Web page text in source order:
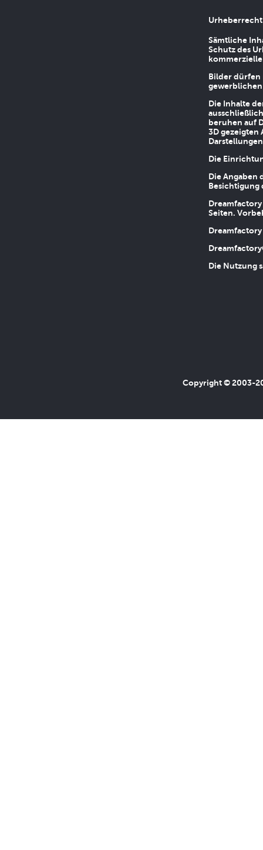
Urheberrecht
Sämtliche
Schutz des
Bilder dürfen
Die Inhalte
beruhen auf
3D gezeigten
Die
Die
Besichtigung
Seiten.
Die Nutzung
Copyright © 2003-